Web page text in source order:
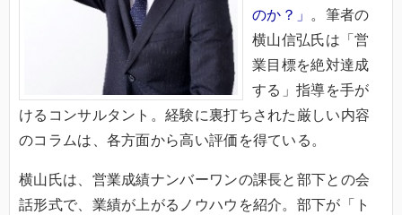
のか？」 。筆者の
横山信弘氏は「営
業目標を絶対達成
する」指導を手が
けるコンサルタント。経験に裏打ちされた厳しい内容
のコラムは、各方面から高い評価を得ている。
横山氏は、営業成績ナンバーワンの課長と部下との会
話形式で、業績が上がるノウハウを紹介。部下が「ト